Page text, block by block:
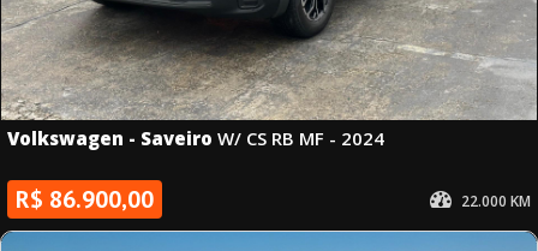
Volkswagen - Saveiro W/ CS RB MF - 2024
R$ 86.900,00 22.000 KM